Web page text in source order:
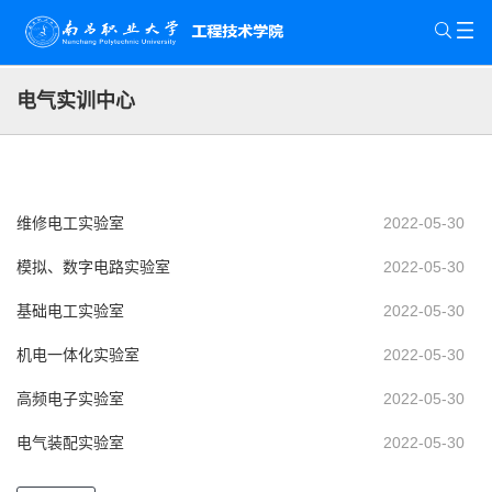
电气实训中心
维修电工实验室 2022-05-30
模拟、数字电路实验室 2022-05-30
基础电工实验室 2022-05-30
机电一体化实验室 2022-05-30
高频电子实验室 2022-05-30
电气装配实验室 2022-05-30